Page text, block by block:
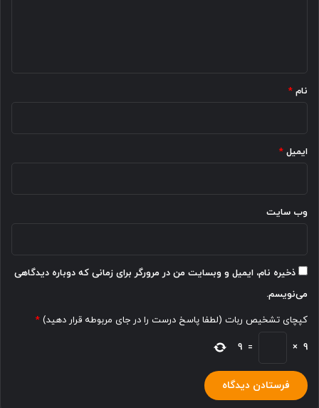
نام *
ایمیل *
وب‌ سایت
ذخیره نام، ایمیل و وبسایت من در مرورگر برای زمانی که دوباره دیدگاهی
می‌نویسم.
کپچای تشخیص ربات (لطفا پاسخ درست را در جای مربوطه قرار دهید) *
9
×
=
9